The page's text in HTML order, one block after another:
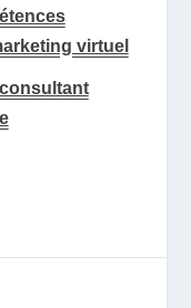
virtuel